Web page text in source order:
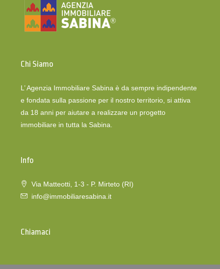
Chi Siamo
L’ Agenzia Immobiliare Sabina è da sempre indipendente
e fondata sulla passione per il nostro territorio, si attiva
da 18 anni per aiutare a realizzare un progetto
immobiliare in tutta la Sabina.
Info
Via Matteotti, 1-3 - P. Mirteto (RI)
info@immobiliaresabina.it
Chiamaci